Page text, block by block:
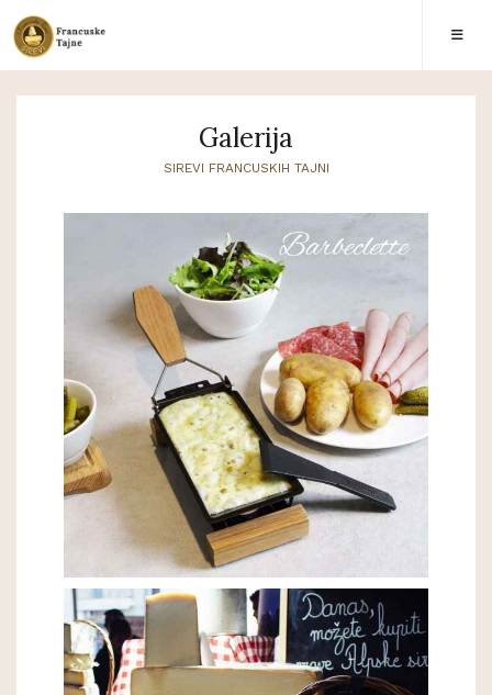
Galerija
SIREVI FRANCUSKIH TAJNI